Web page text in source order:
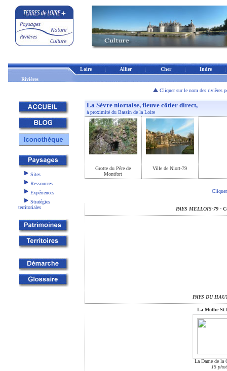
Loire Allier Cher
Indre
Rivières
Cliquer sur le nom des rivières
Sites
Ressources
Expériences
Stratégies
territoriales
La Sèvre niortaise, fleuve côtier direct,
à proximité du Bassin de la Loire
Grotte du Père de
Montfort
Ville de Niort-79
PAYS MELLOIS-79 -
PAYS DU
La Mothe-St-
La Dame de la
15